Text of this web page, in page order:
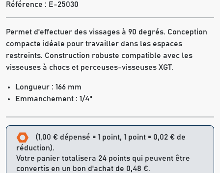
Référence : E-25030
Permet d'effectuer des vissages à 90 degrés. Conception
compacte idéale pour travailler dans les espaces
restreints. Construction robuste compatible avec les
visseuses à chocs et perceuses-visseuses XGT.
Longueur : 166 mm
Emmanchement : 1/4"
(1,00 € dépensé = 1 point, 1 point = 0,02 € de
réduction).
Votre panier totalisera 24 points qui peuvent être
convertis en un bon d'achat de 0,48 €.